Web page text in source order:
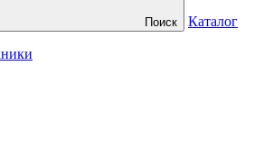
Поиск Каталог